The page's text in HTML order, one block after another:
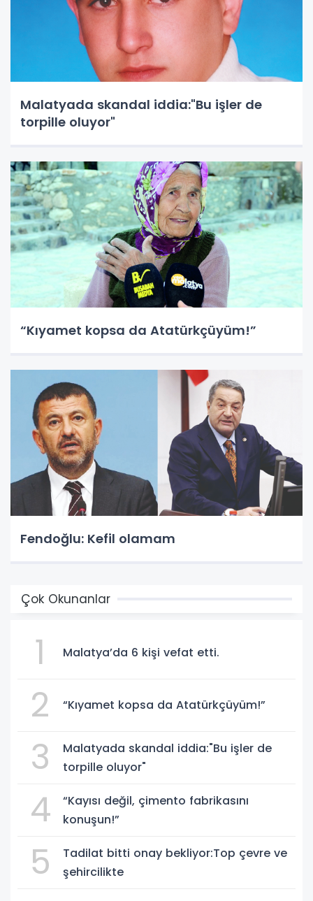
Malatyada skandal iddia:"Bu işler de
torpille oluyor"
“Kıyamet kopsa da Atatürkçüyüm!”
Fendoğlu: Kefil olamam
Çok Okunanlar
1 Malatya’da 6 kişi vefat etti.
2 “Kıyamet kopsa da Atatürkçüyüm!”
3
Malatyada skandal iddia:"Bu işler de
torpille oluyor"
4
“Kayısı değil, çimento fabrikasını
konuşun!”
5
Tadilat bitti onay bekliyor:Top çevre ve
şehircilikte